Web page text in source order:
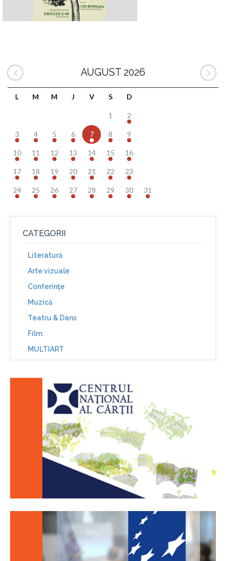
AUGUST 2026
L M M J V S D
1 2
3 4 5 6 7 8 9
10 11 12 13 14 15 16
17 18 19 20 21 22 23
24 25 26 27 28 29 30 31
CATEGORII
Literatură
Arte vizuale
Conferinţe
Muzică
Teatru & Dans
Film
MULTIART